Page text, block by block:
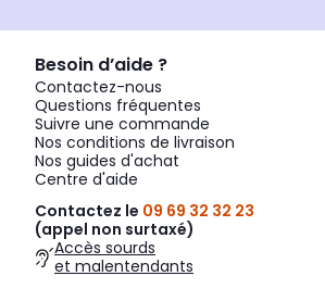
Besoin d’aide ?
Contactez-nous
Questions fréquentes
Suivre une commande
Nos conditions de livraison
Nos guides d'achat
Centre d'aide
Contactez le 09 69 32 32 23
(appel non surtaxé)
Accès sourds
et malentendants